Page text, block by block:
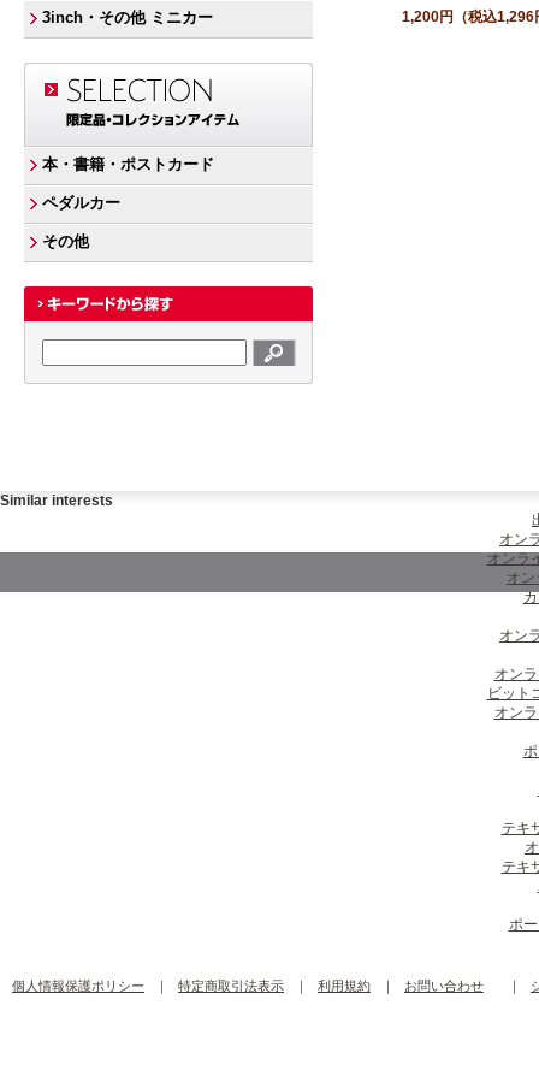
3inch・その他 ミニカー
本・書籍・ポストカード
ペダルカー
その他
1,200円
（税込1,296
Similar interests
オン
オンラ
オ
オン
オン
ビット
オン
テキ
テキ
ポ
個人情報保護ポリシー ｜ 特定商取引法表示 ｜ 利用規約 ｜ お問い合わせ ｜